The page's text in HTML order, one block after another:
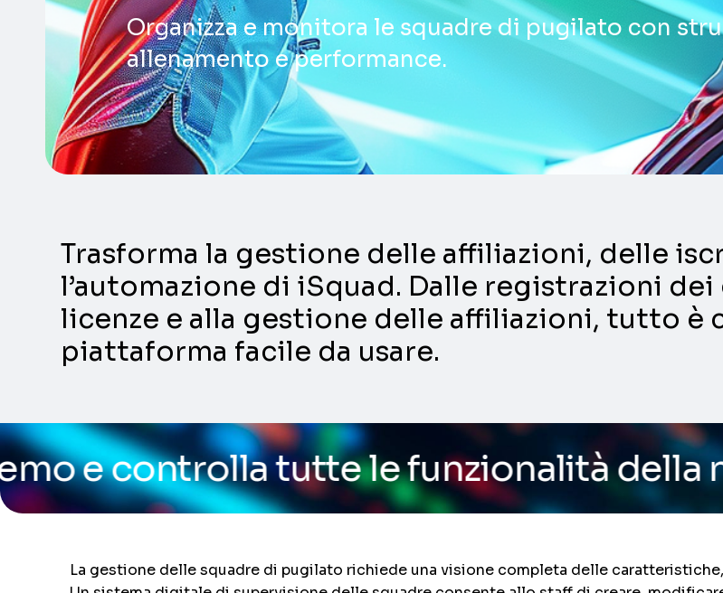
Organizza e monitora le squadre di pugilato con
allenamento e performance.
Trasforma la gestione delle affiliazioni, delle
l’automazione di iSquad. Dalle registrazioni
licenze e alla gestione delle affiliazioni, tutto è
piattaforma facile da usare.
tutte le funzionalità della nostra
La gestione delle squadre di pugilato richiede una visione completa delle